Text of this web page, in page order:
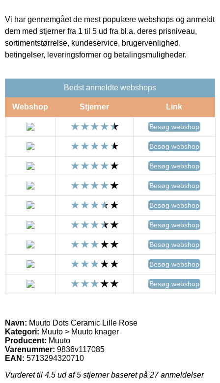
Vi har gennemgået de mest populære webshops og anmeldt
dem med stjerner fra 1 til 5 ud fra bl.a. deres prisniveau,
sortimentstørrelse, kundeservice, brugervenlighed,
betingelser, leveringsformer og betalingsmuligheder.
Bedst anmeldte webshops
Webshop Stjerner Link
Besøg webshop
Besøg webshop
Besøg webshop
Besøg webshop
Besøg webshop
Besøg webshop
Besøg webshop
Besøg webshop
Besøg webshop
Navn: Muuto Dots Ceramic Lille Rose
Kategori: Muuto > Muuto knager
Producent: Muuto
Varenummer: 9836v117085
EAN: 5713294320710
Vurderet til 4.5 ud af 5 stjerner baseret på 27anmeldelser